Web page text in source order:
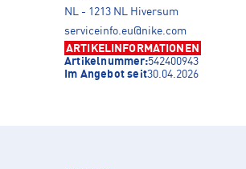
NL - 1213 NL Hiversum
serviceinfo.eu@nike.com
ARTIKELINFORMATIONEN
Artikelnummer:542400943
Im Angebot seit30.04.2026